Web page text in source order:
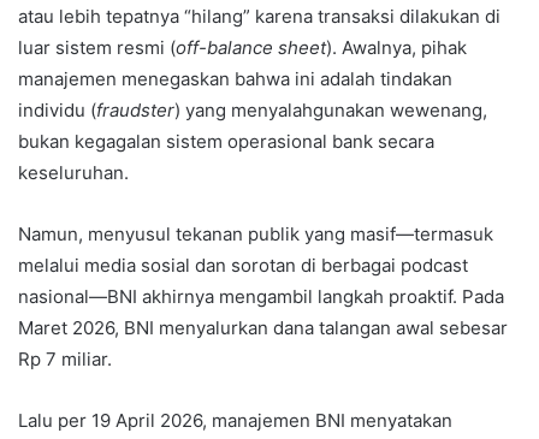
atau lebih tepatnya “hilang” karena transaksi dilakukan di
luar sistem resmi (off-balance sheet). Awalnya, pihak
manajemen menegaskan bahwa ini adalah tindakan
individu (fraudster) yang menyalahgunakan wewenang,
bukan kegagalan sistem operasional bank secara
keseluruhan.
Namun, menyusul tekanan publik yang masif—termasuk
melalui media sosial dan sorotan di berbagai podcast
nasional—BNI akhirnya mengambil langkah proaktif. Pada
Maret 2026, BNI menyalurkan dana talangan awal sebesar
Rp 7 miliar.
Lalu per 19 April 2026, manajemen BNI menyatakan